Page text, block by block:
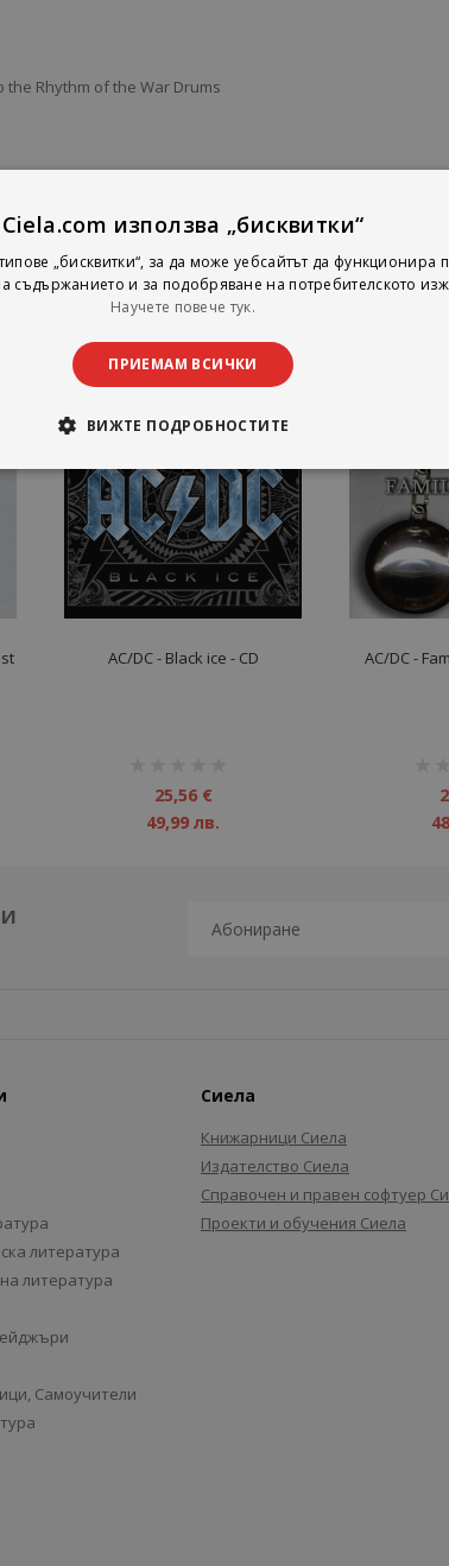
the Rhythm of the War Drums
AC/DC - Black ice - CD
25,56 €
49,99 лв.
AC/DC -
литература
литература
Самоучители
Сиела
Книжарници Сиела
Издателство Сиела
Справочен и правен софтуер
Проекти и обучения Сиела
Ciela.com използва „бисквитки“
„бисквитки“, за да може уебсайтът да функционира
съдържанието и за подобряване на потребителското
Научете повече тук.
ПРИЕМАМ ВСИЧКИ
ВИЖТЕ ПОДРОБНОСТИТЕ